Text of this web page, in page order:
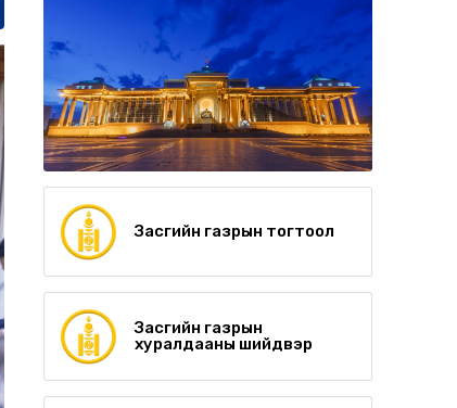
Засгийн газрын тогтоол
Засгийн газрын
хуралдааны шийдвэр